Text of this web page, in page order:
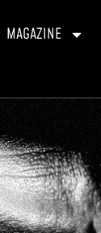
MAGAZINE